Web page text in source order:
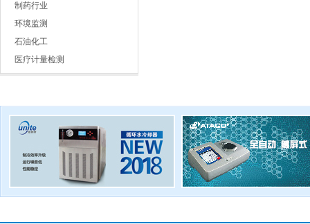
制药行业
环境监测
石油化工
医疗计量检测